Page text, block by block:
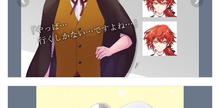
Previous Next